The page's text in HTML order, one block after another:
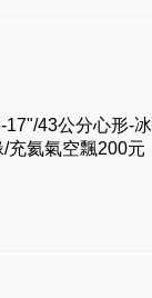
17"/43公分心形-冰
/充氦氣空飄200元